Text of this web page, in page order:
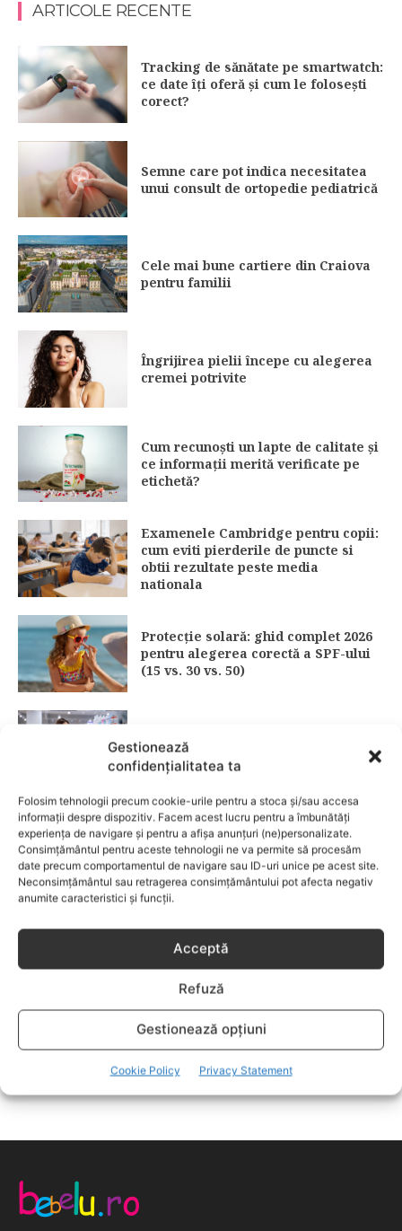
Gestionează
confidențialitatea ta
Folosim tehnologii precum cookie-urile pentru a stoca și/sau accesa
informații despre dispozitiv. Facem acest lucru pentru a îmbunătăți
experiența de navigare și pentru a afișa anunțuri (ne)personalizate.
Consimțământul pentru aceste tehnologii ne va permite să procesăm
date precum comportamentul de navigare sau ID-uri unice pe acest site.
Neconsimțământul sau retragerea consimțământului pot afecta negativ
anumite caracteristici și funcții.
Acceptă
Refuză
Gestionează opțiuni
Cookie Policy Privacy Statement
ARTICOLE RECENTE
Tracking de sănătate pe smartwatch:
ce date îți oferă și cum le folosești
corect?
Semne care pot indica necesitatea
unui consult de ortopedie pediatrică
Cele mai bune cartiere din Craiova
pentru familii
Îngrijirea pielii începe cu alegerea
cremei potrivite
Cum recunoști un lapte de calitate și
ce informații merită verificate pe
etichetă?
Examenele Cambridge pentru copii:
cum eviti pierderile de puncte si
obtii rezultate peste media
nationala
Protecție solară: ghid complet 2026
pentru alegerea corectă a SPF-ului
(15 vs. 30 vs. 50)
Fără lacrimi, fără iritații: cum alegi
șamponul perfect pentru copilul tău
CATEGORII POPULARE
EVENIMENTE
LIFESTYLE
714
COPII
634
BEBELUSI
436
DEZVOLTAREA COPILULUI
COMPORTAMENT